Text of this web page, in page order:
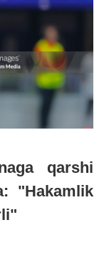
qarshi
"Hakamlik